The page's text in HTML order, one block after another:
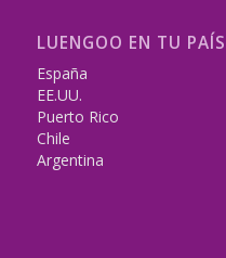
LUENGOO EN TU PAÍS
España
EE.UU.
Puerto Rico
Chile
Argentina